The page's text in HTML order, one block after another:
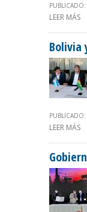
LEER MÁS
Bolivia
LEER MÁS